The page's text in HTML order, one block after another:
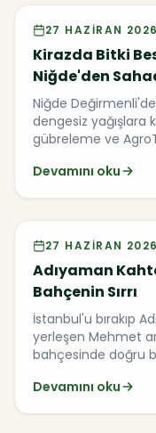
Video
27 HAZIRAN 2026
Kirazda Bitki
Niğde'den
Niğde
dengesiz yağışlara
gübreleme ve
Devamını oku
Video
27 HAZIRAN 2026
Adıyaman
Bahçenin Sırrı
İstanbul'u bırakıp
yerleşen Mehmet
bahçesinde doğru
Devamını oku